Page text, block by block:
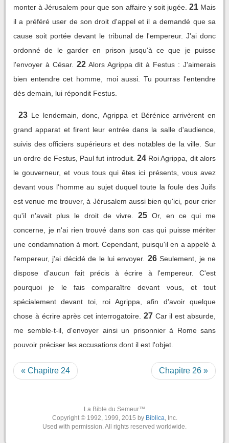
monter à Jérusalem pour que son affaire y soit jugée. 21 Mais
il a préféré user de son droit d'appel et il a demandé que sa
cause soit portée devant le tribunal de l'empereur. J'ai donc
ordonné de le garder en prison jusqu'à ce que je puisse
l'envoyer à César. 22 Alors Agrippa dit à Festus : J'aimerais
bien entendre cet homme, moi aussi. Tu pourras l'entendre
dès demain, lui répondit Festus.
23 Le lendemain, donc, Agrippa et Bérénice arrivèrent en
grand apparat et firent leur entrée dans la salle d'audience,
suivis des officiers supérieurs et des notables de la ville. Sur
un ordre de Festus, Paul fut introduit. 24 Roi Agrippa, dit alors
le gouverneur, et vous tous qui êtes ici présents, vous avez
devant vous l'homme au sujet duquel toute la foule des Juifs
est venue me trouver, à Jérusalem aussi bien qu'ici, pour crier
qu'il n'avait plus le droit de vivre.
25 Or, en ce qui me
concerne, je n'ai rien trouvé dans son cas qui puisse mériter
une condamnation à mort. Cependant, puisqu'il en a appelé à
l'empereur, j'ai décidé de le lui envoyer. 26 Seulement, je ne
dispose d'aucun fait précis à écrire à l'empereur. C'est
pourquoi je le fais comparaître devant vous, et tout
spécialement devant toi, roi Agrippa, afin d'avoir quelque
chose à écrire après cet interrogatoire. 27 Car il est absurde,
me semble-t-il, d'envoyer ainsi un prisonnier à Rome sans
pouvoir préciser les accusations dont il est l'objet.
« Chapitre 24 Chapitre 26 »
La Bible du Semeur™
Copyright © 1992, 1999, 2015 by Biblica, Inc.
Used with permission. All rights reserved worldwide.